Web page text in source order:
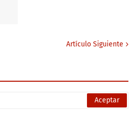
Artículo Siguiente